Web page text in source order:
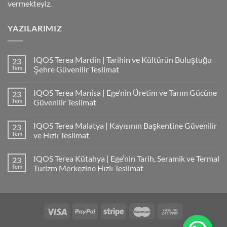
vermekteyiz.
YAZILARIMIZ
23
Tem
IQOS Terea Mardin | Tarihin ve Kültürün Buluştuğu
Şehre Güvenilir Teslimat
23
Tem
IQOS Terea Manisa | Ege’nin Üretim ve Tarım Gücüne
Güvenilir Teslimat
23
Tem
IQOS Terea Malatya | Kayısının Başkentine Güvenilir
ve Hızlı Teslimat
23
Tem
IQOS Terea Kütahya | Ege’nin Tarih, Seramik ve Termal
Turizm Merkezine Hızlı Teslimat